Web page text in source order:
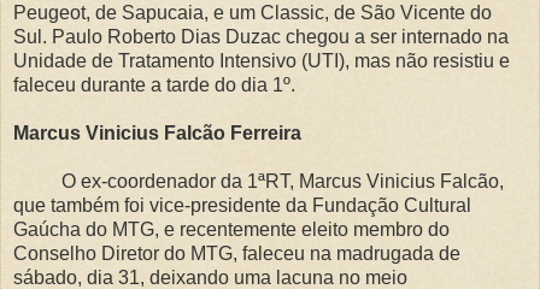
Peugeot, de Sapucaia, e um Classic, de São Vicente do
Sul. Paulo Roberto Dias Duzac chegou a ser internado na
Unidade de Tratamento Intensivo (UTI), mas não resistiu e
faleceu durante a tarde do dia 1º.
Marcus Vinicius Falcão Ferreira
O ex-coordenador da 1ªRT, Marcus Vinicius Falcão,
que também foi vice-presidente da Fundação Cultural
Gaúcha do MTG, e recentemente eleito membro do
Conselho Diretor do MTG, faleceu na madrugada de
sábado, dia 31, deixando uma lacuna no meio